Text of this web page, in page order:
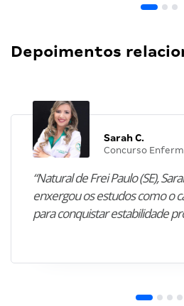
Depoimentos
Sarah C.
Concurso
“Natural de Frei Paulo (SE),
enxergou os estudos como o
para conquistar estabilidade